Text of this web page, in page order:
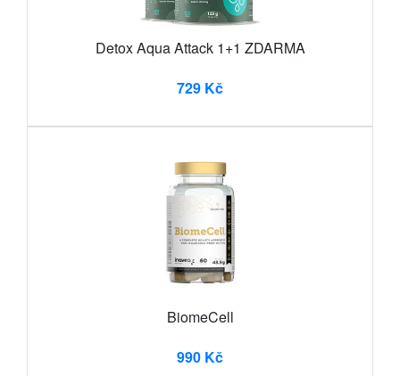
Detox Aqua Attack 1+1 ZDARMA
729 Kč
BiomeCell
990 Kč